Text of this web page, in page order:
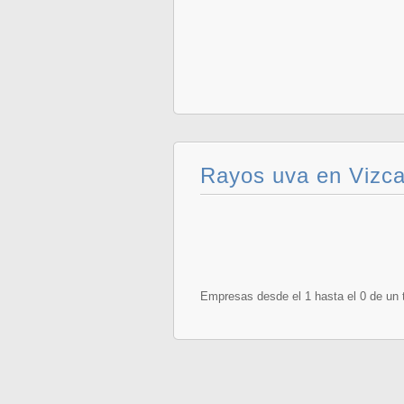
Rayos uva en
Empresas desde el 1 hasta el 0 de un